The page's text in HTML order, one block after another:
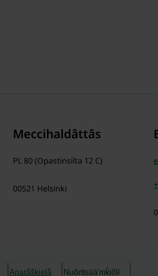
Meccihaldâttâs
PL 80 (Opastinsilta 12 C)
00521 Helsinki
Anarâškielâ Nuõrttsääʹmǩiõll